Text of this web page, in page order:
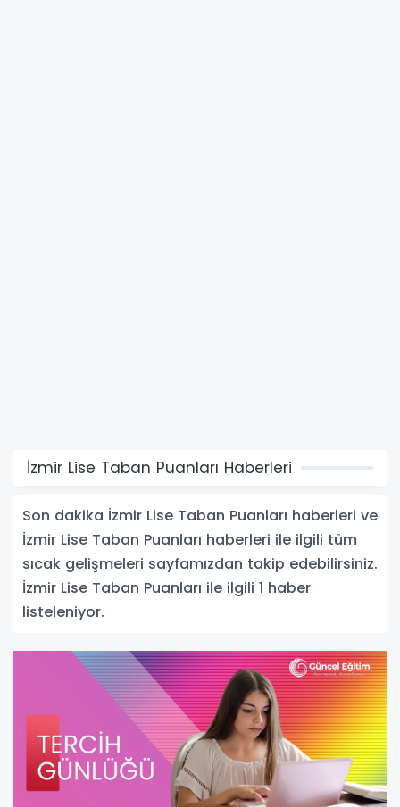
İzmir Lise Taban Puanları Haberleri
Son dakika İzmir Lise Taban Puanları haberleri ve
İzmir Lise Taban Puanları haberleri ile ilgili tüm
sıcak gelişmeleri sayfamızdan takip edebilirsiniz.
İzmir Lise Taban Puanları ile ilgili 1 haber
listeleniyor.